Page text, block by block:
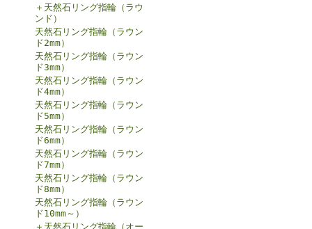
＋天然石リング指輪（ラウ
ンド）
天然石リング指輪（ラウン
ド2mm）
天然石リング指輪（ラウン
ド3mm）
天然石リング指輪（ラウン
ド4mm）
天然石リング指輪（ラウン
ド5mm）
天然石リング指輪（ラウン
ド6mm）
天然石リング指輪（ラウン
ド7mm）
天然石リング指輪（ラウン
ド8mm）
天然石リング指輪（ラウン
ド10mm～）
＋天然石リング指輪（オー